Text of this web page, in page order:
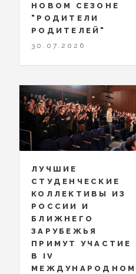
НОВОМ СЕЗОНЕ
"РОДИТЕЛИ
РОДИТЕЛЕЙ"
30.07.2026
ЛУЧШИЕ
СТУДЕНЧЕСКИЕ
КОЛЛЕКТИВЫ ИЗ
РОССИИ И
БЛИЖНЕГО
ЗАРУБЕЖЬЯ
ПРИМУТ УЧАСТИЕ
В IV
МЕЖДУНАРОДНОМ